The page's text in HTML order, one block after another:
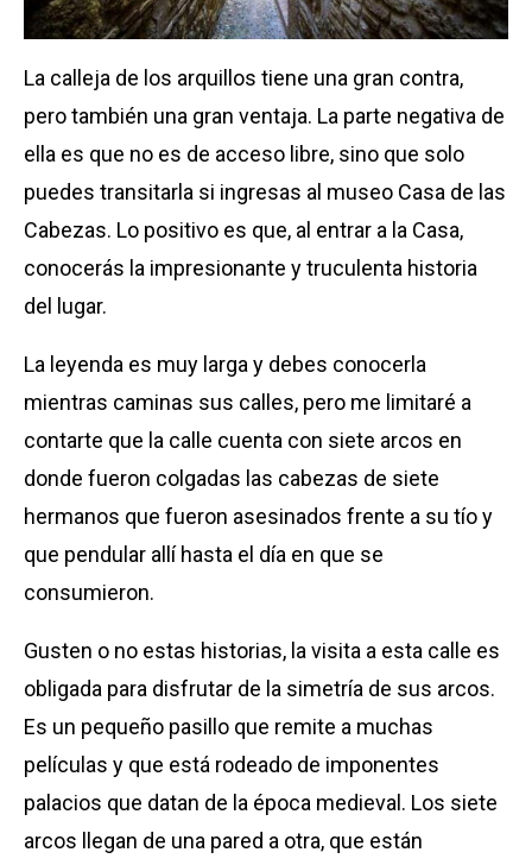
La calleja de los arquillos tiene una gran contra,
pero también una gran ventaja. La parte negativa de
ella es que no es de acceso libre, sino que solo
puedes transitarla si ingresas al museo Casa de las
Cabezas. Lo positivo es que, al entrar a la Casa,
conocerás la impresionante y truculenta historia
del lugar.
La leyenda es muy larga y debes conocerla
mientras caminas sus calles, pero me limitaré a
contarte que la calle cuenta con siete arcos en
donde fueron colgadas las cabezas de siete
hermanos que fueron asesinados frente a su tío y
que pendular allí hasta el día en que se
consumieron.
Gusten o no estas historias, la visita a esta calle es
obligada para disfrutar de la simetría de sus arcos.
Es un pequeño pasillo que remite a muchas
películas y que está rodeado de imponentes
palacios que datan de la época medieval. Los siete
arcos llegan de una pared a otra, que están